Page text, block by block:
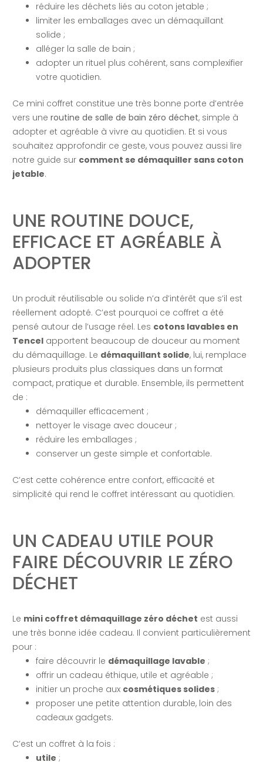
réduire les déchets liés au coton jetable ;
limiter les emballages avec un démaquillant
solide ;
alléger la salle de bain ;
adopter un rituel plus cohérent, sans complexifier
votre quotidien.
Ce mini coffret constitue une très bonne porte d’entrée
vers une routine de salle de bain zéro déchet, simple à
adopter et agréable à vivre au quotidien. Et si vous
souhaitez approfondir ce geste, vous pouvez aussi lire
notre guide sur comment se démaquiller sans coton
jetable.
UNE ROUTINE DOUCE,
EFFICACE ET AGRÉABLE À
ADOPTER
Un produit réutilisable ou solide n’a d’intérêt que s’il est
réellement adopté. C’est pourquoi ce coffret a été
pensé autour de l’usage réel. Les cotons lavables en
Tencel apportent beaucoup de douceur au moment
du démaquillage. Le démaquillant solide, lui, remplace
plusieurs produits plus classiques dans un format
compact, pratique et durable. Ensemble, ils permettent
de :
démaquiller efficacement ;
nettoyer le visage avec douceur ;
réduire les emballages ;
conserver un geste simple et confortable.
C’est cette cohérence entre confort, efficacité et
simplicité qui rend le coffret intéressant au quotidien.
UN CADEAU UTILE POUR
FAIRE DÉCOUVRIR LE ZÉRO
DÉCHET
Le mini coffret démaquillage zéro déchet est aussi
une très bonne idée cadeau. Il convient particulièrement
pour :
faire découvrir le démaquillage lavable ;
offrir un cadeau éthique, utile et agréable ;
initier un proche aux cosmétiques solides ;
proposer une petite attention durable, loin des
cadeaux gadgets.
C’est un coffret à la fois :
utile ;